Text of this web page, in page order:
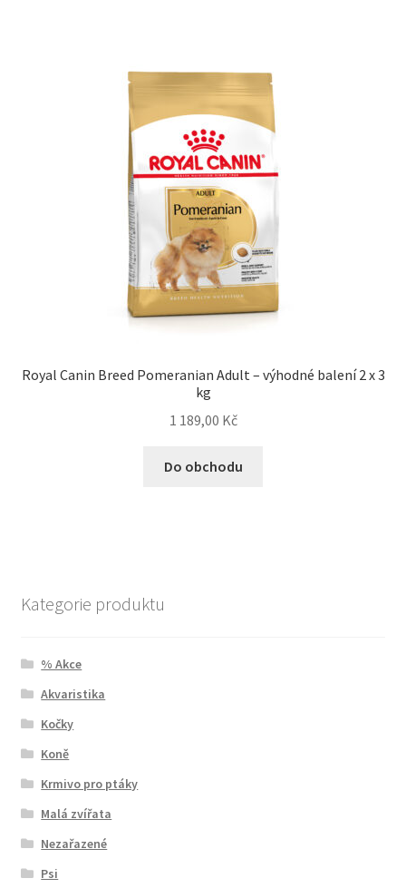
Royal Canin Breed Pomeranian Adult – výhodné balení 2 x 3
kg
1 189,00 Kč
Do obchodu
Kategorie produktu
% Akce
Akvaristika
Kočky
Koně
Krmivo pro ptáky
Malá zvířata
Nezařazené
Psi